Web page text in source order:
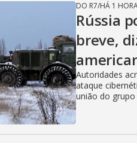
DO R7/HÁ 1
Rússia
breve,
Autoridades
ataque
união do grupo